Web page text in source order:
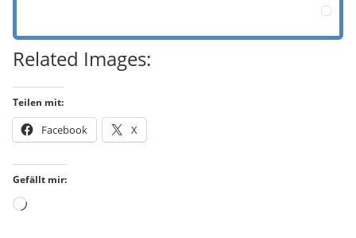
Related Images:
Teilen mit:
Facebook X
Gefällt mir:
Wird